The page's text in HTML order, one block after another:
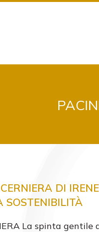
DI
SOSTENIBILITÀ
La spinta